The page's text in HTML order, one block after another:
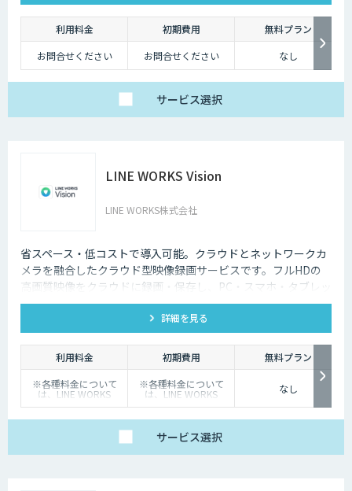
利用料金 初期費用
無料プラン
お問合せください
お問合せください なし
サービス選択
LINE WORKS Vision
LINE WORKS株式会社
省スペース・低コストで導入可能。クラウドとネットワークカ
メラを融合したクラウド型映像録画サービスです。フルHDの
高画質映像をクラウドに録画・保存し、PC・スマホ・タブレッ
トからいつでもどこでも確認可能。省スペース・低コストで導
入でき、安定した品質と柔軟な運用性を兼ね備えています。
詳細を見る
利用料金 初期費用
無料プラン
※各種料金について
は、LINE WORKS
Visionの販売店までお
※各種料金について
は、LINE WORKS
Visionの販売店までお
なし
サービス選択